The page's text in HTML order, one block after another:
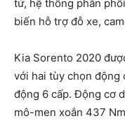
tử, hệ thống phân
biến hỗ trợ đỗ xe,
Kia Sorento 2020
với hai tùy chọn động
động 6 cấp. Động cơ
mô-men xoắn 437